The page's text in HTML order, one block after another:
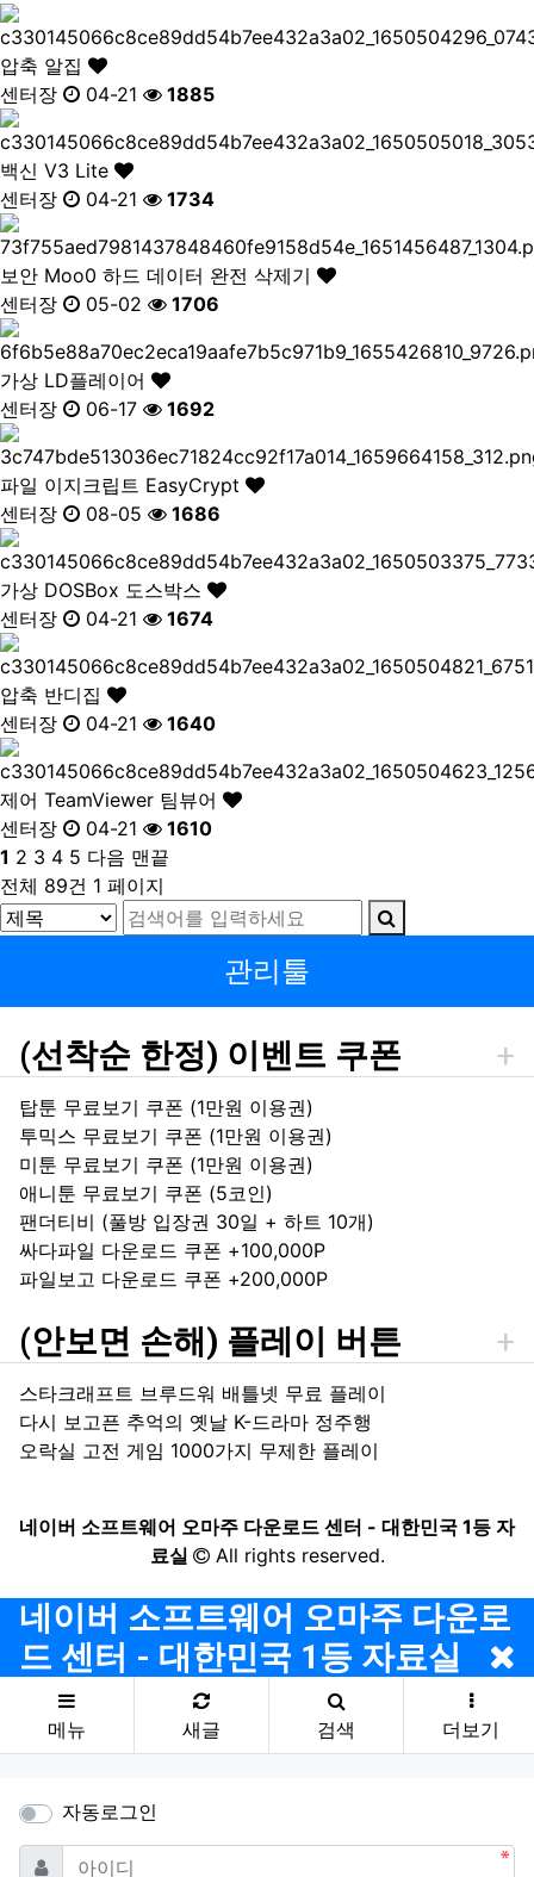
압축 알집
센터장
04-21 1885
백신 V3 Lite
센터장
04-21 1734
보안 Moo0 하드 데이터 완전 삭제기
센터장
05-02 1706
가상 LD플레이어
센터장
06-17 1692
파일 이지크립트 EasyCrypt
센터장
08-05 1686
가상 DOSBox 도스박스
센터장
04-21 1674
압축 반디집
센터장
04-21 1640
제어 TeamViewer 팀뷰어
센터장
04-21
1610
1 2 3 4 5 다음 맨끝
전체 89건 1 페이지
관리툴
(선착순 한정) 이벤트 쿠폰
탑툰 무료보기 쿠폰 (1만원 이용권)
투믹스 무료보기 쿠폰 (1만원 이용권)
미툰 무료보기 쿠폰 (1만원 이용권)
애니툰 무료보기 쿠폰 (5코인)
팬더티비 (풀방 입장권 30일 + 하트 10개)
싸다파일 다운로드 쿠폰 +100,000P
파일보고 다운로드 쿠폰 +200,000P
(안보면 손해) 플레이 버튼
스타크래프트 브루드워 배틀넷 무료 플레이
다시 보고픈 추억의 옛날 K-드라마 정주행
오락실 고전 게임 1000가지 무제한 플레이
네이버 소프트웨어 오마주 다운로드 센터 - 대한민국 1등 자
료실
All rights reserved.
네이버 소프트웨어 오마주 다운로
드 센터 - 대한민국 1등 자료실
메뉴 새글 검색 더보기
자동로그인
아이디
필수